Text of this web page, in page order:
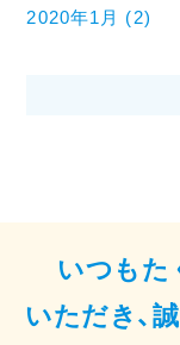
2020年1月 (2)
いつもた
いただき、